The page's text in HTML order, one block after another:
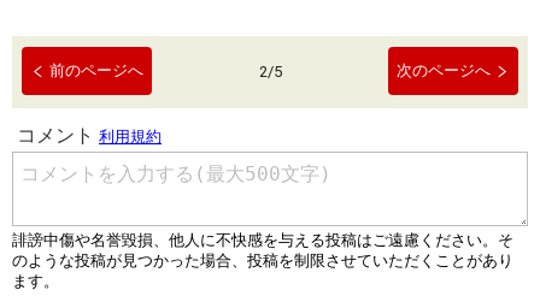
前のページへ 2/5 次のページへ